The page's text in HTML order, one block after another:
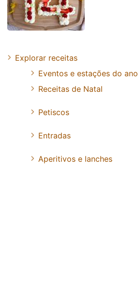
Explorar receitas
Eventos e estações do ano
Receitas de Natal
Petiscos
Entradas
Aperitivos e lanches